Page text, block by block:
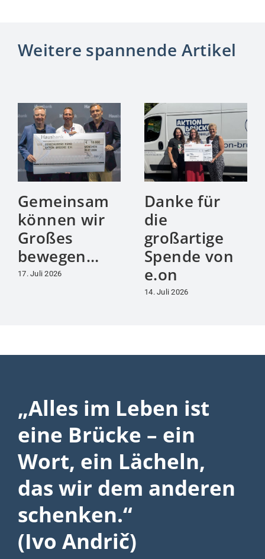
Weitere spannende Artikel
Gemeinsam
können wir
Großes
bewegen…
17. Juli 2026
Danke für
die
großartige
Spende von
e.on
14. Juli 2026
„Alles im Leben ist
eine Brücke – ein
Wort, ein Lächeln,
das wir dem anderen
schenken.“
(Ivo Andrič)